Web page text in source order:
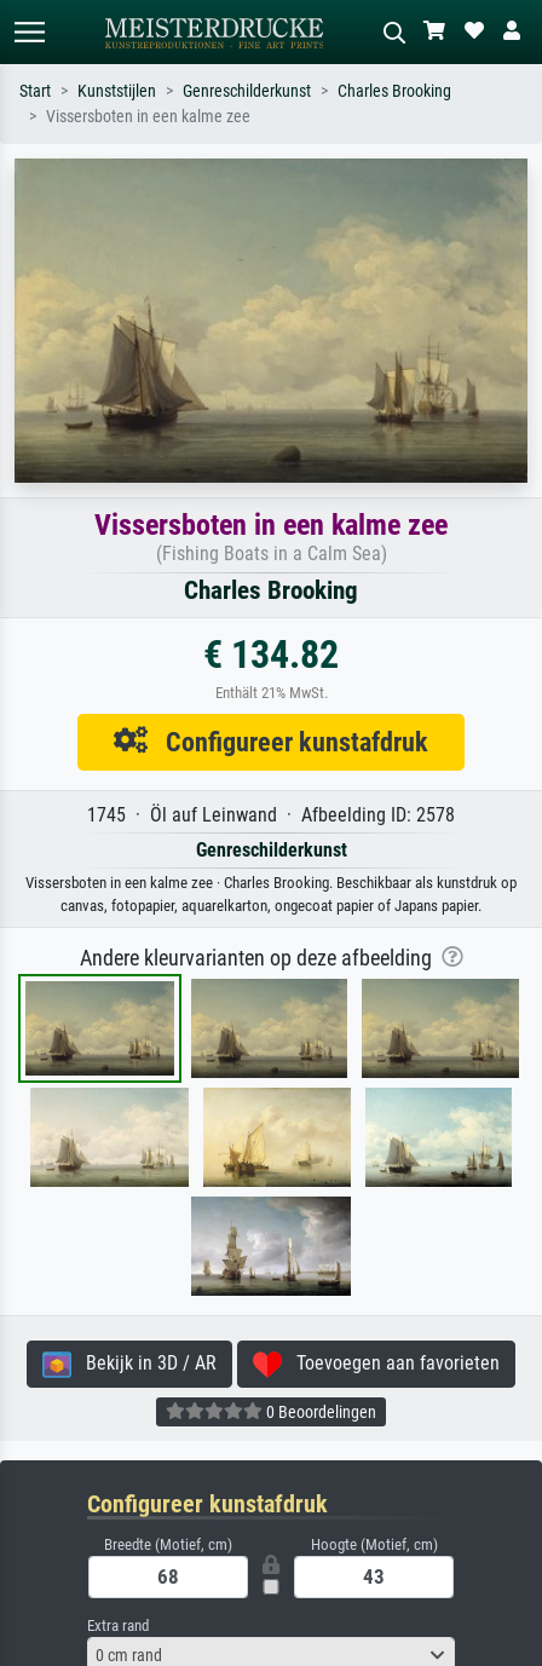
olieverfschilderij, staand naakt naast
een boom.
Start Kunststijlen Genreschilderkunst
Charles Brooking
Vissersboten in een kalme zee
Vissersboten in een kalme zee
(Fishing Boats in a Calm Sea)
Charles Brooking
€ 134.82
Enthält 21% MwSt.
Configureer kunstafdruk
1745 · Öl auf Leinwand · Afbeelding ID: 2578
Genreschilderkunst
Vissersboten in een kalme zee · Charles Brooking. Beschikbaar als kunstdruk op
canvas, fotopapier, aquarelkarton, ongecoat papier of Japans papier.
Andere kleurvarianten op deze afbeelding
Bekijk in 3D / AR Toevoegen aan favorieten
0 Beoordelingen
Configureer kunstafdruk
Breedte (Motief, cm) Hoogte (Motief, cm)
Extra rand
0 cm rand